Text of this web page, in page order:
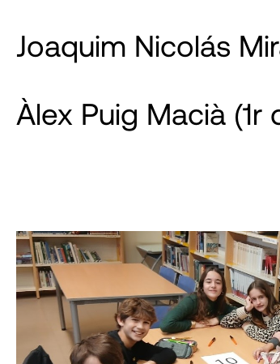
Joaquim Nicolás
Àlex Puig Macià (1r